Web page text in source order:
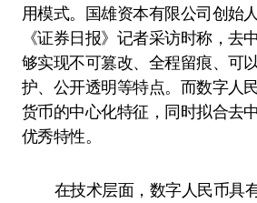
用模式。国雄资本有限公司创始
《证券日报》记者采访时称，去
够实现不可篡改、全程留痕、可
护、公开透明等特点。而数字人
货币的中心化特征，同时拟合去
优秀特性。
在技术层面，数字人民币具